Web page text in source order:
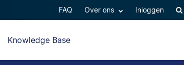
FAQ Over ons Inloggen
Knowledge Base